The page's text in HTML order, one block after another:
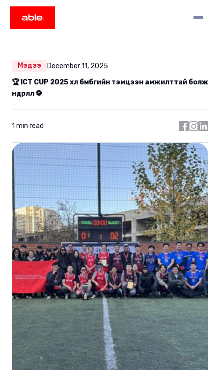
Мэдээ
December 11, 2025
🏆 ICT CUP 2025 хөл бөмбөгийн тэмцээн амжилттай болж
өндөрлөлөө ⚽️
1 min read